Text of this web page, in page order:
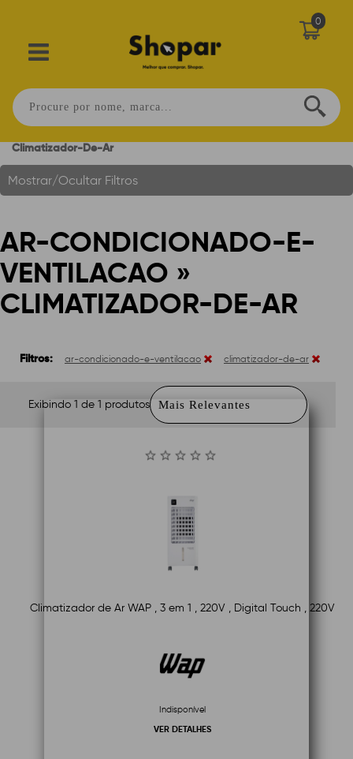
0
Climatizador-De-Ar
Mostrar/Ocultar Filtros
AR-CONDICIONADO-E-
VENTILACAO »
CLIMATIZADOR-DE-AR
Filtros: ar-condicionado-e-ventilacao climatizador-de-ar
Exibindo 1 de 1 produtos
Climatizador de Ar WAP , 3 em 1 , 220V , Digital Touch , 220V
Indisponível
VER DETALHES